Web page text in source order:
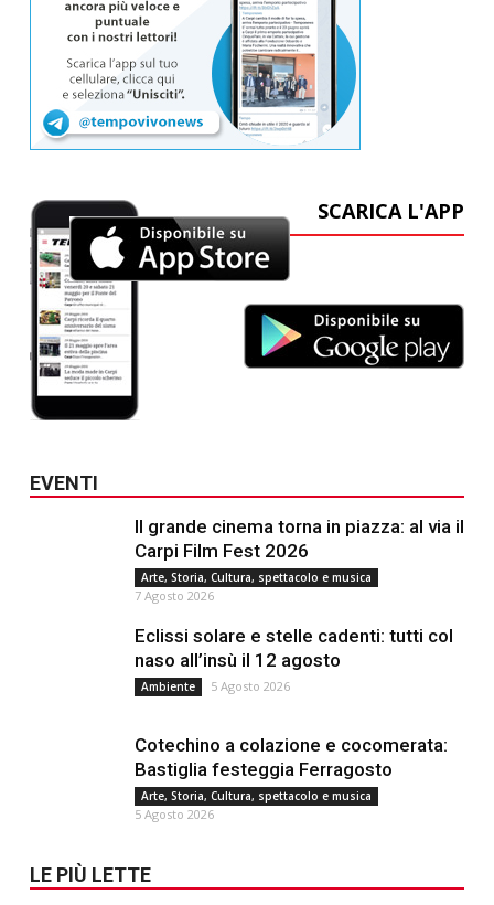
SCARICA L'APP
EVENTI
Il grande cinema torna in piazza: al via il
Carpi Film Fest 2026
Arte, Storia, Cultura, spettacolo e musica
7 Agosto 2026
Eclissi solare e stelle cadenti: tutti col
naso all’insù il 12 agosto
Ambiente 5 Agosto 2026
Cotechino a colazione e cocomerata:
Bastiglia festeggia Ferragosto
Arte, Storia, Cultura, spettacolo e musica
5 Agosto 2026
LE PIÙ LETTE